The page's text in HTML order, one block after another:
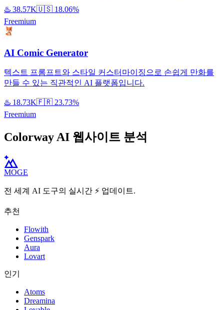
♨️ 38.57K🇺🇸 18.06%
Freemium
AI Comic Generator
텍스트 프롬프트와 스타일 커스터마이징으로 손쉽게 만화를
만들 수 있는 직관적인 AI 플랫폼입니다.
♨️ 18.73K🇫🇷 23.73%
Freemium
Colorway AI 웹사이트 분석
MOGE
전 세계 AI 도구의 실시간 ⚡️ 업데이트.
추천
Flowith
Genspark
Aura
Lovart
인기
Atoms
Dreamina